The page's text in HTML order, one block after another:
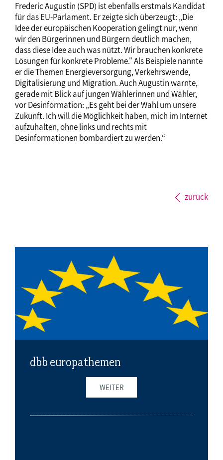
Frederic Augustin (SPD) ist ebenfalls erstmals Kandidat
für das EU-Parlament. Er zeigte sich überzeugt: „Die
Idee der europäischen Kooperation gelingt nur, wenn
wir den Bürgerinnen und Bürgern deutlich machen,
dass diese Idee auch was nützt. Wir brauchen konkrete
Lösungen für konkrete Probleme." Als Beispiele nannte
er die Themen Energieversorgung, Verkehrswende,
Digitalisierung und Migration. Auch Augustin warnte,
gerade mit Blick auf jungen Wählerinnen und Wähler,
vor Desinformation: „Es geht bei der Wahl um unsere
Zukunft. Ich will die Möglichkeit haben, mich im Internet
aufzuhalten, ohne links und rechts mit
Desinformationen bombardiert zu werden.“
zurück
dbb europathemen
WEITER